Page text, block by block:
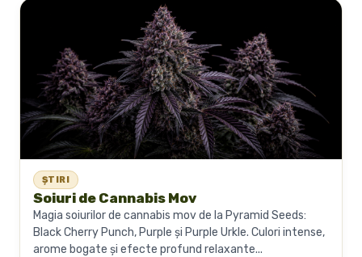
ȘTIRI
Soiuri de Cannabis Mov
Magia soiurilor de cannabis mov de la Pyramid Seeds:
Black Cherry Punch, Purple și Purple Urkle. Culori intense,
arome bogate și efecte profund relaxante...